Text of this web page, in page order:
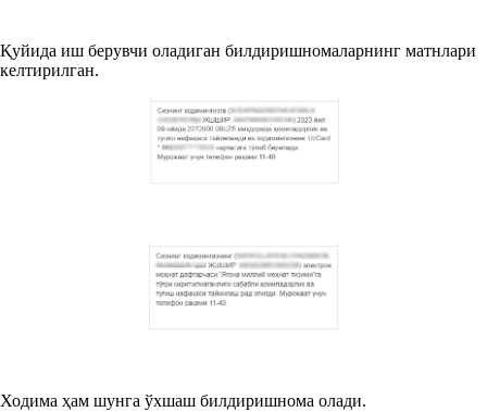
Қуйида иш берувчи оладиган билдиришномаларнинг матнлари
келтирилган.
Ходима ҳам шунга ўхшаш билдиришнома олади.